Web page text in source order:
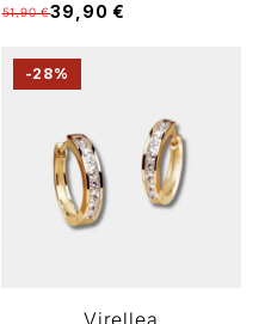
51,90 €39,90 €
-28%
Virellea